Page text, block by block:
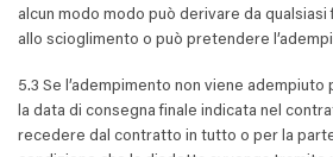
alcun modo modo può derivare da
allo scioglimento o può pretendere
5.3 Se l’adempimento non viene adempiuto
la data di consegna finale indicata nel
recedere dal contratto in tutto o per la